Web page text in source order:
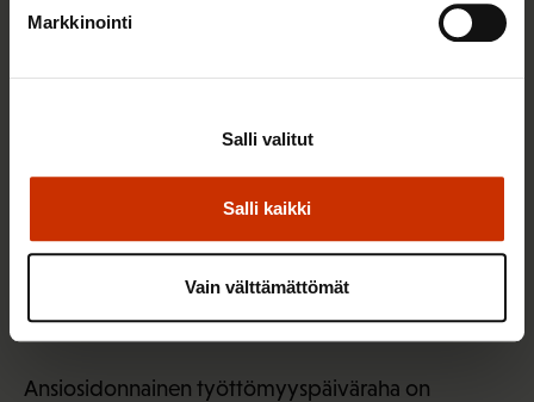
Markkinointi
Salli kaikki
Salli valitut
Vain välttämättömät
Työttömyysturvan lapsikorotus ja sovitellun 300
euron suojaosa poistettiin 1.4.2024.
Lomakorvausten jaksottaminen tuli voimaan
Tilanne ennen lakimuutoksia
Ansiosidonnainen työttömyyspäiväraha on